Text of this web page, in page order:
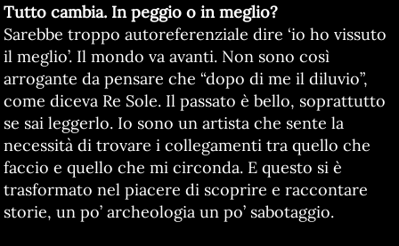
Tutto cambia. In peggio o in meglio?
Sarebbe troppo autoreferenziale dire ‘io ho vissuto
il meglio’. Il mondo va avanti. Non sono così
arrogante da pensare che “dopo di me il diluvio”,
come diceva Re Sole. Il passato è bello, soprattutto
se sai leggerlo. Io sono un artista che sente la
necessità di trovare i collegamenti tra quello che
faccio e quello che mi circonda. E questo si è
trasformato nel piacere di scoprire e raccontare
storie, un po’ archeologia un po’ sabotaggio.